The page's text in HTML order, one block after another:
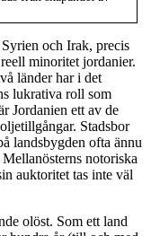
och Irak, precis
minoritet jordanier.
länder har i det
lukrativa roll som
Jordanien ett av de
Stadsbor
landsbygden ofta ännu
notoriska
auktoritet tas inte väl
olöst. Som ett land